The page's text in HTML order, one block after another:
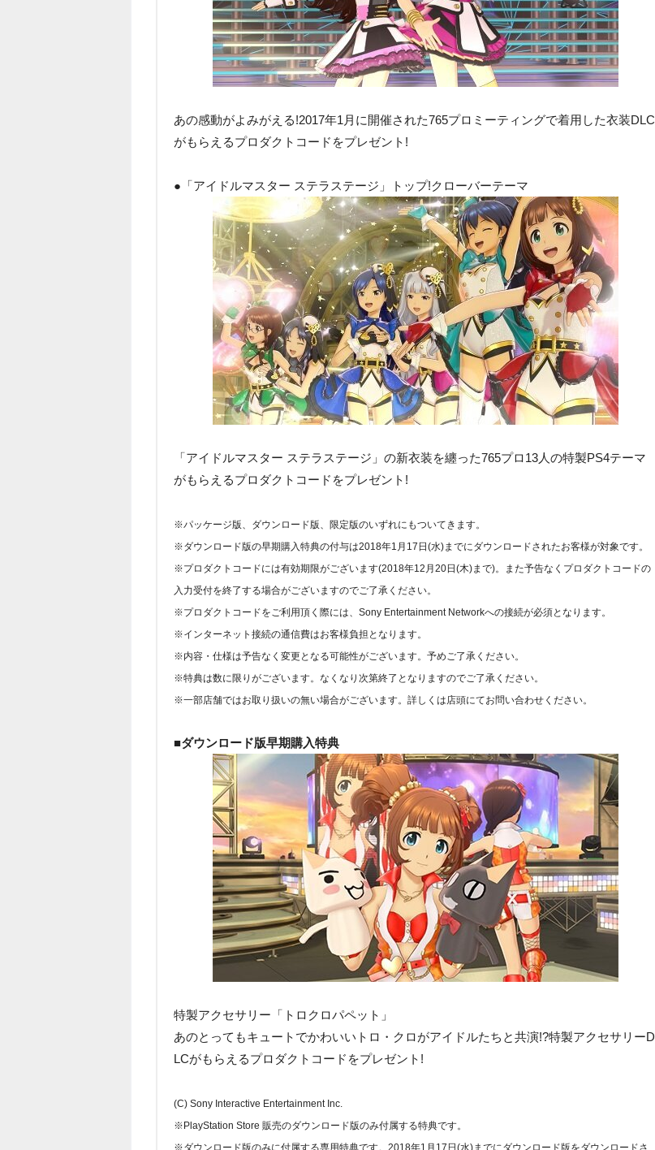
あの感動がよみがえる!2017年1月に開催された765プロミーティングで着用した衣装DLC
がもらえるプロダクトコードをプレゼント!
●「アイドルマスター ステラステージ」トップ!クローバーテーマ
「アイドルマスター ステラステージ」の新衣装を纏った765プロ13人の特製PS4テーマ
がもらえるプロダクトコードをプレゼント!
※パッケージ版、ダウンロード版、限定版のいずれにもついてきます。
※ダウンロード版の早期購入特典の付与は2018年1月17日(水)までにダウンロードされたお客様が対象です。
※プロダクトコードには有効期限がございます(2018年12月20日(木)まで)。また予告なくプロダクトコードの
入力受付を終了する場合がございますのでご了承ください。
※プロダクトコードをご利用頂く際には、Sony Entertainment Networkへの接続が必須となります。
※インターネット接続の通信費はお客様負担となります。
※内容・仕様は予告なく変更となる可能性がございます。予めご了承ください。
※特典は数に限りがございます。なくなり次第終了となりますのでご了承ください。
※一部店舗ではお取り扱いの無い場合がございます。詳しくは店頭にてお問い合わせください。
■ダウンロード版早期購入特典
特製アクセサリー「トロクロパペット」
あのとってもキュートでかわいいトロ・クロがアイドルたちと共演!?特製アクセサリーD
LCがもらえるプロダクトコードをプレゼント!
(C) Sony Interactive Entertainment Inc.
※PlayStation Store 販売のダウンロード版のみ付属する特典です。
※ダウンロード版のみに付属する専用特典です。2018年1月17日(水)までにダウンロード版をダウンロードさ